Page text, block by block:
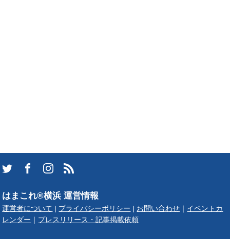
はまこれ®横浜 運営情報
運営者について プライバシーポリシー お問い合わせ
イベントカ
レンダー
プレスリリース・記事掲載依頼